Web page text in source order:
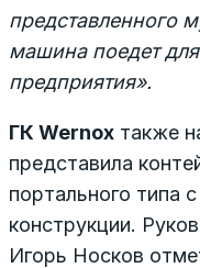
представленного
машина поедет
предприятия».
ГК Wernox также
представила
портального типа
конструкции.
Игорь Носков